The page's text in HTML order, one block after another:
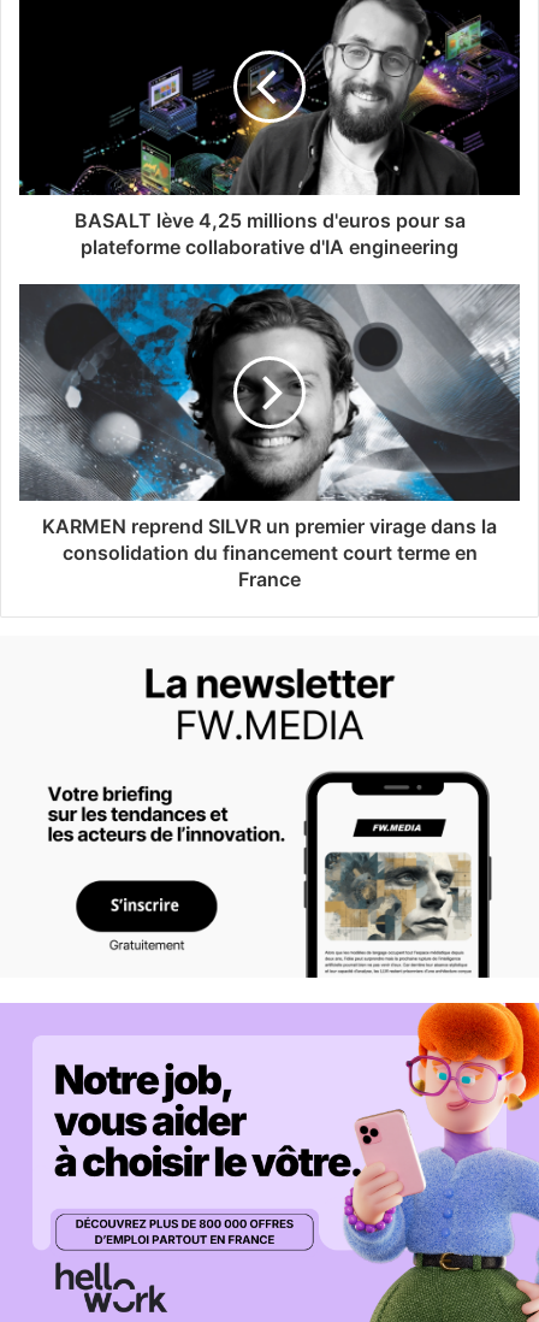
BASALT lève 4,25 millions d'euros pour sa
plateforme collaborative d'IA engineering
KARMEN reprend SILVR un premier virage dans la
consolidation du financement court terme en
France